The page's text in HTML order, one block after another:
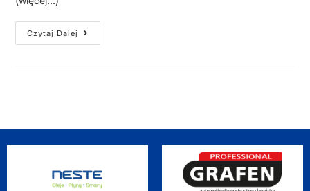
Czytaj Dalej